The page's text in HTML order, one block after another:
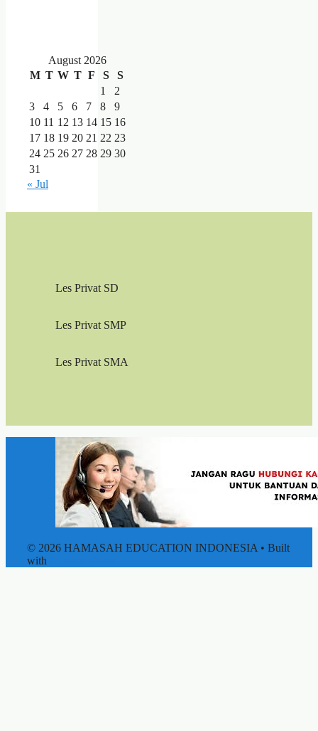
August 2026
M T W T F S
S
1
2
3
4 5 6 7 8
9
10 11 12 13 14 15 16
17 18 19 20 21 22 23
24 25 26 27 28 29 30
31
« Jul
Les Privat SD
Les Privat SMP
Les Privat SMA
© 2026 HAMASAH EDUCATION INDONESIA • Built
with